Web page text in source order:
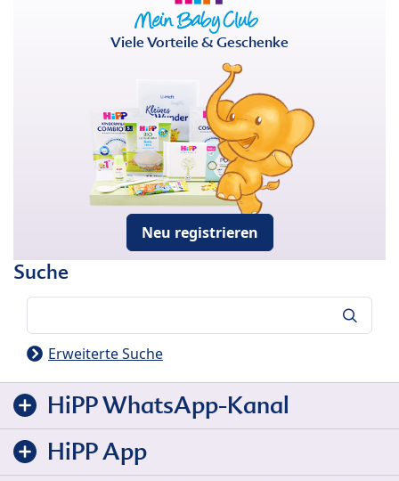
Viele Vorteile & Geschenke
Neu registrieren
Suche
Erweiterte Suche
HiPP WhatsApp-Kanal
HiPP App